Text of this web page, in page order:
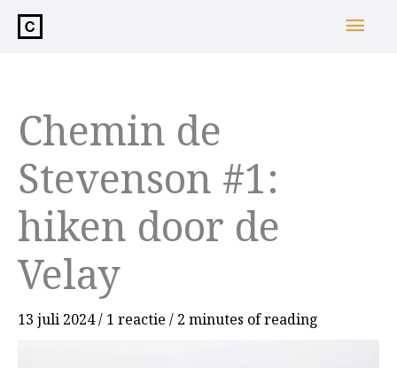
inhoud
Chemin de
Stevenson #1:
hiken door de
Velay
13 juli 2024/ 1 reactie / 2 minutes of reading